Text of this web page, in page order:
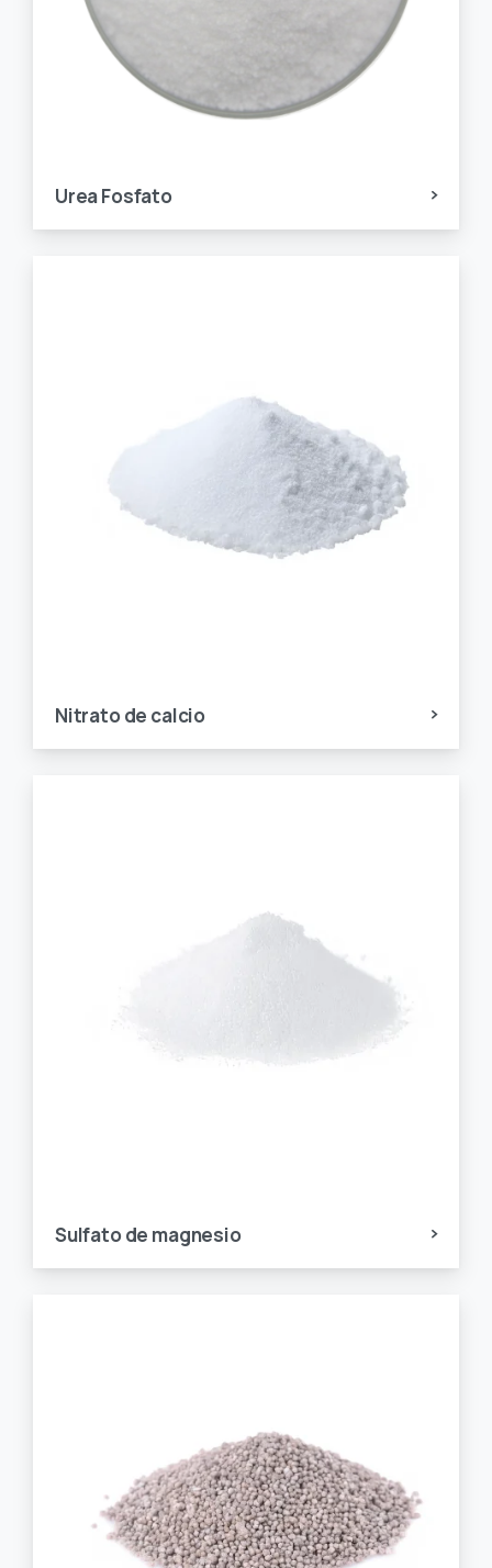
Urea Fosfato
Nitrato de calcio
Sulfato de magnesio